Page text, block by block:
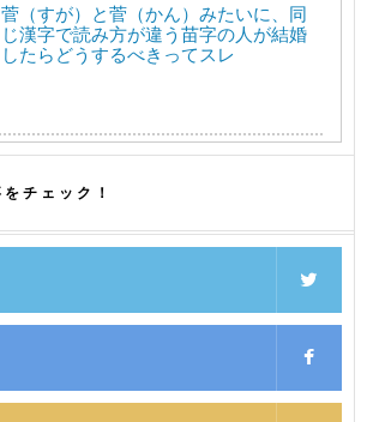
菅（すが）と菅（かん）みたいに、同
じ漢字で読み方が違う苗字の人が結婚
したらどうするべきってスレ
チェック！